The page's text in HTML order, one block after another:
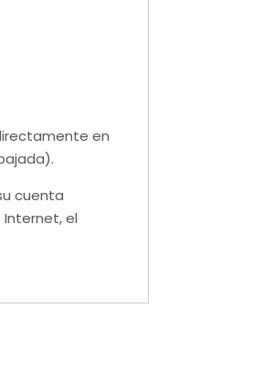
en
cuenta
el